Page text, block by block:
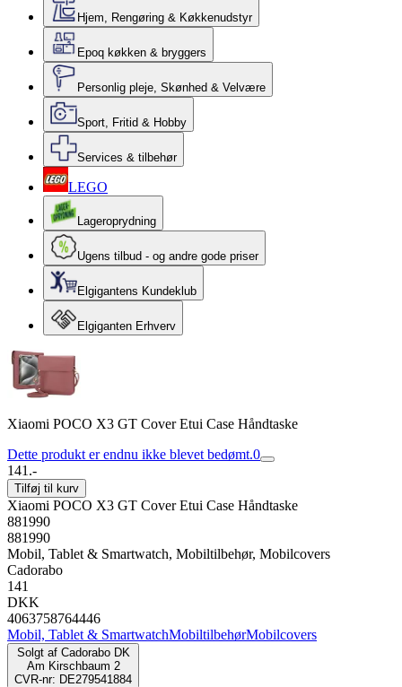
Hjem, Rengøring & Køkkenudstyr
Epoq køkken & bryggers
Personlig pleje, Skønhed & Velvære
Sport, Fritid & Hobby
Services & tilbehør
LEGO
Lageroprydning
Ugens tilbud - og andre gode priser
Elgigantens Kundeklub
Elgiganten Erhverv
Xiaomi POCO X3 GT Cover Etui Case Håndtaske
Dette produkt er endnu ikke blevet bedømt.0
141.-
Tilføj til kurv
Xiaomi POCO X3 GT Cover Etui Case Håndtaske
881990
881990
Mobil, Tablet & Smartwatch, Mobiltilbehør, Mobilcovers
Cadorabo
141
DKK
4063758764446
Mobil, Tablet & SmartwatchMobiltilbehørMobilcovers
Solgt af Cadorabo DK
Am Kirschbaum 2
CVR-nr: DE279541884